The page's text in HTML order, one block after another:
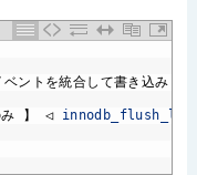
ベントを統合して書き込み
】 ◁